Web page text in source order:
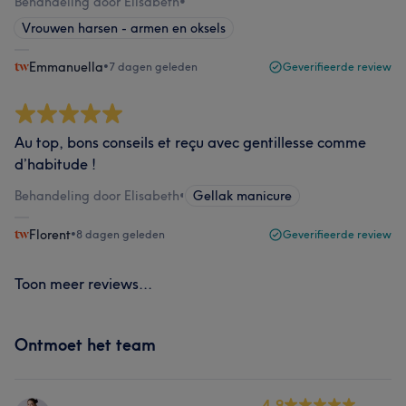
Vrouwen harsen - armen en oksels
Emmanuella•7 dagen geleden Geverifieerde review
Au top, bons conseils et reçu avec gentillesse comme
d’habitude !
Behandeling door Elisabeth• Gellak manicure
Florent•8 dagen geleden Geverifieerde review
Toon meer reviews...
Ontmoet het team